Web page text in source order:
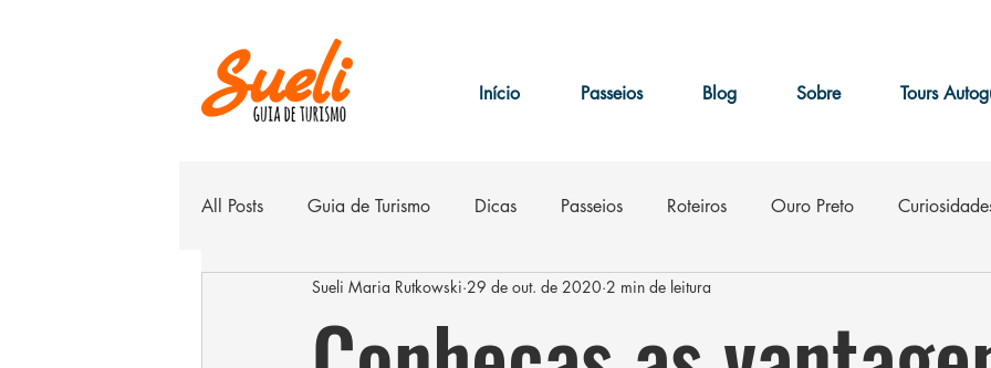
Início Passeios Blog Sobre Tours
All Posts Guia de Turismo Dicas Passeios Roteiros Ouro Preto
Belo Horizonte Hospedagem Eventos
Sueli Maria Rutkowski 29 de out. de 2020 2 min de leitura